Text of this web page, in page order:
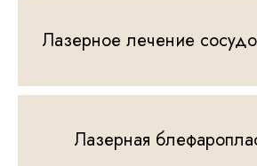
Лазерное лечение
Лазерная